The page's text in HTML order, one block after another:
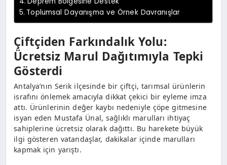
Toplumsal Dayanışma ve Örnek Davranışlar
Çiftçiden Farkındalık Yolu:
Ücretsiz Marul Dağıtımıyla Tepki
Gösterdi
Antalya’nın Serik ilçesinde bir çiftçi, tarımsal ürünlerin
israfını önlemek amacıyla dikkat çekici bir eyleme imza
attı. Ürünlerinin değer kaybı nedeniyle çöpe gitmesine
isyan eden Mustafa Ünal, sağlıklı marulları ihtiyaç
sahiplerine ücretsiz olarak dağıttı. Bu harekete büyük
ilgi gösteren vatandaşlar, dakikalar içinde marulları
kapmak için yarıştı.